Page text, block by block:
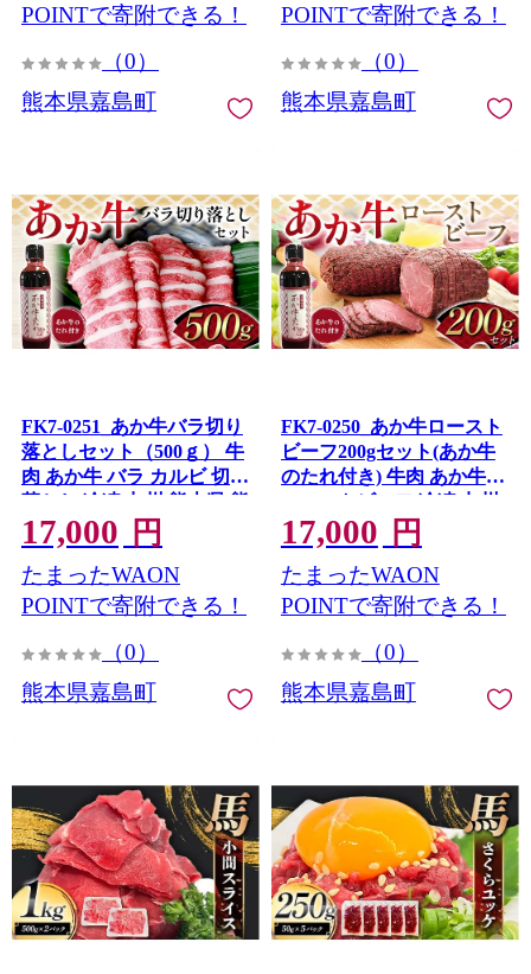
POINTで寄附できる！
（0）
熊本県嘉島町
POINTで寄附できる！
（0）
熊本県嘉島町
FK7-0251_あか牛バラ切り
落としセット（500ｇ） 牛
肉 あか牛 バラ カルビ 切り
落とし 冷凍 九州 熊本県 熊
本 嘉島
17,000 円
たまったWAON
POINTで寄附できる！
（0）
熊本県嘉島町
FK7-0250_あか牛ロースト
ビーフ200gセット(あか牛
のたれ付き) 牛肉 あか牛
ローストビーフ 冷凍 九州
熊本県 熊本 嘉島
17,000 円
たまったWAON
POINTで寄附できる！
（0）
熊本県嘉島町